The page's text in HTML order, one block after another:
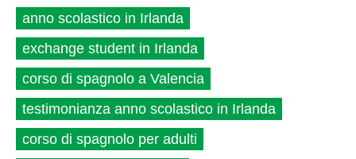
anno scolastico in Irlanda
exchange student in Irlanda
corso di spagnolo a Valencia
testimonianza anno scolastico in Irlanda
corso di spagnolo per adulti